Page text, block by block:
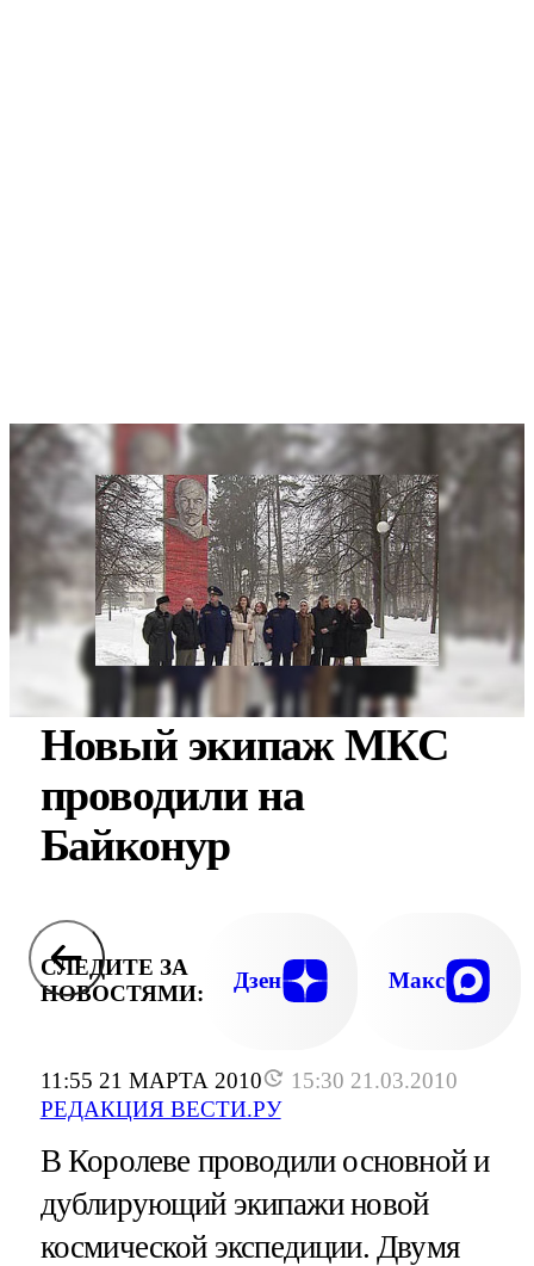
11:55 21 МАРТА 2010
15:30 21.03.2010
РЕДАКЦИЯ ВЕСТИ.РУ
Новый экипаж МКС
проводили на
Байконур
СЛЕДИТЕ ЗА
НОВОСТЯМИ:
Дзен Макс
В Королеве проводили основной и
дублирующий экипажи новой
космической экспедиции. Двумя